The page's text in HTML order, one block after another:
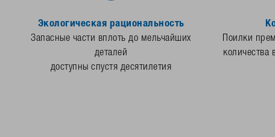
Экологическая рациональность
Запасные части вплоть до мельчайших
деталей
доступны спустя десятилетия
Поилки
количества